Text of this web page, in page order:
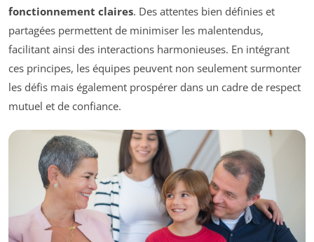
fonctionnement claires. Des attentes bien définies et
partagées permettent de minimiser les malentendus,
facilitant ainsi des interactions harmonieuses. En intégrant
ces principes, les équipes peuvent non seulement surmonter
les défis mais également prospérer dans un cadre de respect
mutuel et de confiance.